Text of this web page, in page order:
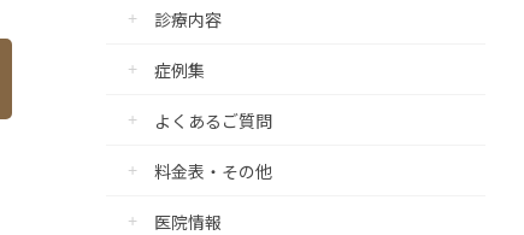
診療内容
症例集
よくあるご質問
料金表・その他
医院情報